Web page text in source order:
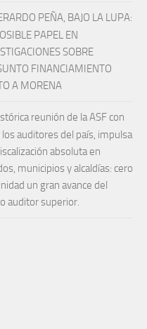
PEÑA, BAJO LA LUPA:
PAPEL EN
SOBRE
FINANCIAMIENTO
A MORENA
reunión de la ASF con
los auditores del país, impulsa
absoluta en
municipios y alcaldías: cero
un gran avance del
auditor superior.